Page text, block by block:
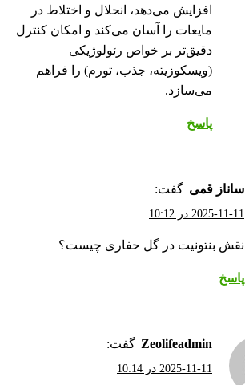
افزایش می‌دهد، انحلال و اختلاط در
مایعات را آسان می‌کند و امکان کنترل
دقیق‌تر بر خواص رئولوژیکی
(ویسکوزیته، جذب، تورم) را فراهم
می‌سازد.
پاسخ
ساناز قمی گفت:
2025-11-11 در 10:12
نقش بنتونیت در گل حفاری چیست؟
پاسخ
zeolifeadmin گفت:
2025-11-11 در 10:14